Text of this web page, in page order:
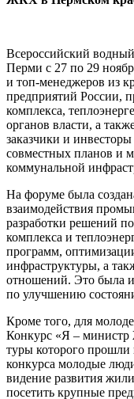
Всероссийский
Перми с 27 по 29
и топ-менеджеров из
предприятий России,
комплекса,
органов власти, а
заказчики и
совместных планов и
коммунальной
На форуме была
взаимодействия
разработки решений
комплекса и
программ,
инфраструктуры, а
отношений. Это была
по улучшению
Кроме того, для
Конкурс «Я –
туры которого прошли
конкурса молодые
видение развития
посетить крупные